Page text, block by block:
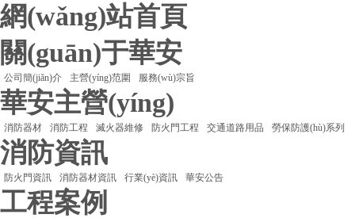
網(wǎng)站首頁
關(guān)于華安
公司簡(jiǎn)介 主營(yíng)范圍 服務(wù)宗旨
華安主營(yíng)
消防器材 消防工程 滅火器維修 防火門工程 交通道路用品 勞保防護(hù)系列
消防資訊
防火門資訊 消防器材資訊 行業(yè)資訊 華安公告
工程案例